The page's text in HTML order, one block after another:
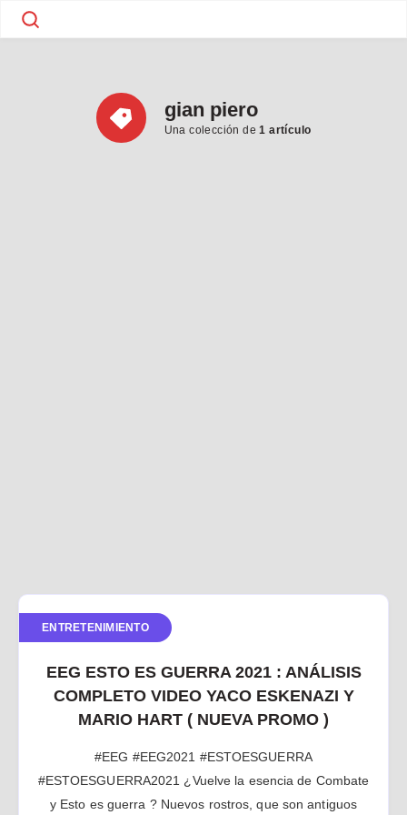
gian piero
Una colección de1 artículo
ENTRETENIMIENTO
EEG ESTO ES GUERRA 2021 : ANÁLISIS
COMPLETO VIDEO YACO ESKENAZI Y
MARIO HART ( NUEVA PROMO )
#EEG #EEG2021 #ESTOESGUERRA
#ESTOESGUERRA2021 ¿Vuelve la esencia de Combate
y Esto es guerra ? Nuevos rostros, que son antiguos